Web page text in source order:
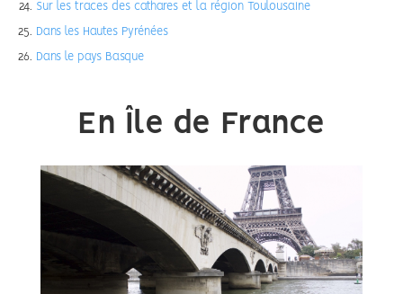
Sur les traces des cathares et la région Toulousaine
Dans les Hautes Pyrénées
Dans le pays Basque
En Île de France